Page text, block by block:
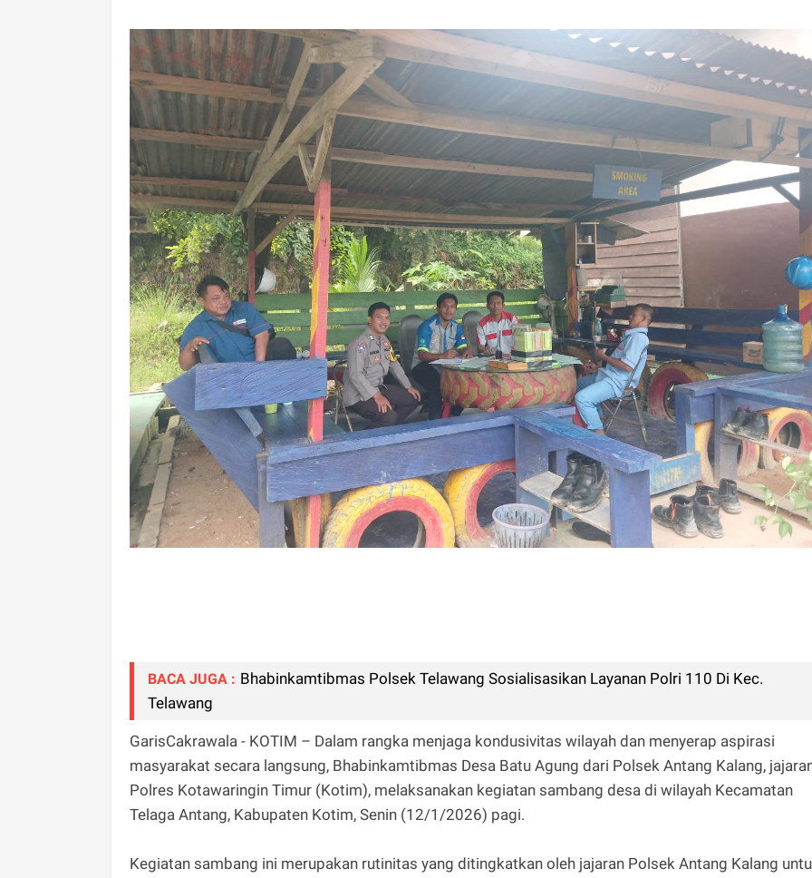
BACA JUGA : Bhabinkamtibmas Polsek Telawang Sosialisasikan Layanan Polri 110 Di Kec.
Telawang
GarisCakrawala - KOTIM – Dalam rangka menjaga kondusivitas wilayah dan menyerap aspirasi
masyarakat secara langsung, Bhabinkamtibmas Desa Batu Agung dari Polsek Antang Kalang,
Polres Kotawaringin Timur (Kotim), melaksanakan kegiatan sambang desa di wilayah Kecamatan
Telaga Antang, Kabupaten Kotim, Senin (12/1/2026) pagi.
Kegiatan sambang ini merupakan rutinitas yang ditingkatkan oleh jajaran Polsek Antang Kalang